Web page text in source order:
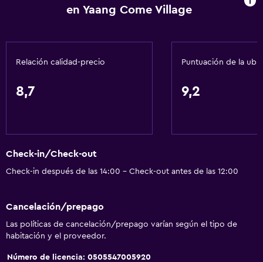
en Yaang Come Village
Relación calidad-precio
8,7
Puntuación de la
9,2
Check-in/Check-out
Check-in después de las 14:00 - Check-out antes de las 12:00
Cancelación/prepago
Las políticas de cancelación/prepago varían según el tipo de
habitación y el proveedor.
Número de licencia: 0505547005920